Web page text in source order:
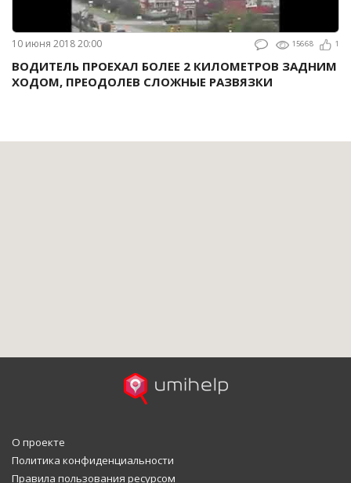
10 июня 2018 20:00 15668 1
ВОДИТЕЛЬ ПРОЕХАЛ БОЛЕЕ 2 КИЛОМЕТРОВ ЗАДНИМ
ХОДОМ, ПРЕОДОЛЕВ СЛОЖНЫЕ РАЗВЯЗКИ
О проекте
Политика конфиденциальности
Правила пользования ресурсом